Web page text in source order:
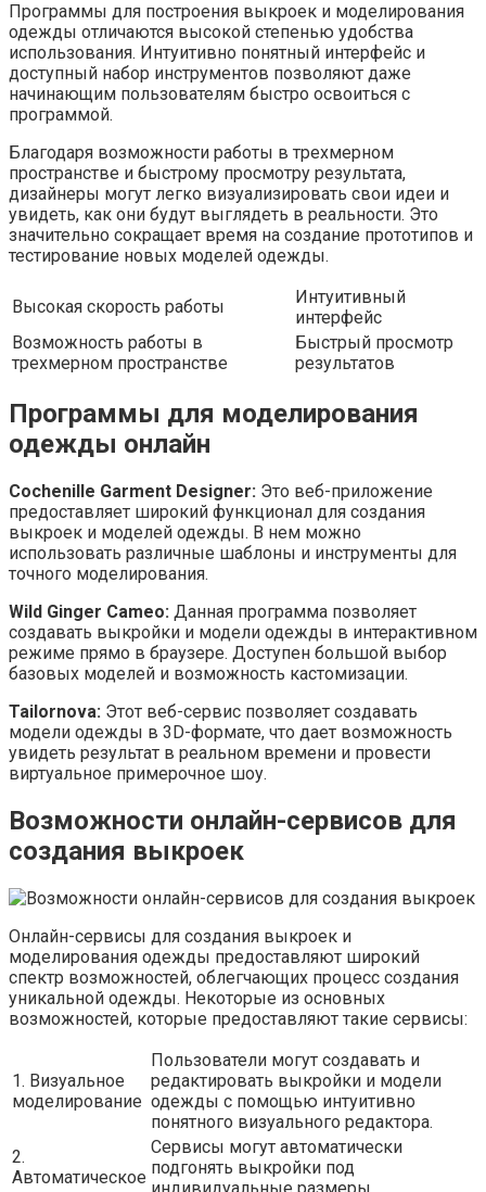
Программы для построения выкроек и моделирования
одежды отличаются высокой степенью удобства
использования. Интуитивно понятный интерфейс и
доступный набор инструментов позволяют даже
начинающим пользователям быстро освоиться с
программой.
Благодаря возможности работы в трехмерном
пространстве и быстрому просмотру результата,
дизайнеры могут легко визуализировать свои идеи и
увидеть, как они будут выглядеть в реальности. Это
значительно сокращает время на создание прототипов и
тестирование новых моделей одежды.
Высокая скорость работы
Интуитивный
интерфейс
Возможность работы в
трехмерном пространстве
Быстрый просмотр
результатов
Программы для моделирования
одежды онлайн
Cochenille Garment Designer: Это веб-приложение
предоставляет широкий функционал для создания
выкроек и моделей одежды. В нем можно
использовать различные шаблоны и инструменты для
точного моделирования.
Wild Ginger Cameo: Данная программа позволяет
создавать выкройки и модели одежды в интерактивном
режиме прямо в браузере. Доступен большой выбор
базовых моделей и возможность кастомизации.
Tailornova: Этот веб-сервис позволяет создавать
модели одежды в 3D-формате, что дает возможность
увидеть результат в реальном времени и провести
виртуальное примерочное шоу.
Возможности онлайн-сервисов для
создания выкроек
Онлайн-сервисы для создания выкроек и
моделирования одежды предоставляют широкий
спектр возможностей, облегчающих процесс создания
уникальной одежды. Некоторые из основных
возможностей, которые предоставляют такие сервисы:
1. Визуальное
моделирование
Пользователи могут создавать и
редактировать выкройки и модели
одежды с помощью интуитивно
понятного визуального редактора.
2.
Автоматическое
Сервисы могут автоматически
подгонять выкройки под